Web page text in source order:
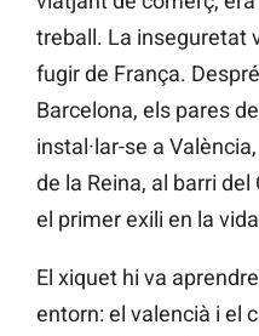
treball. La inseguretat
fugir de França.
Barcelona, els pares
instal·lar-se a
de la Reina, al barri
el primer exili en la
El xiquet hi va
entorn: el valencià i el